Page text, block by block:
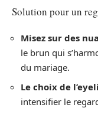
Solution pour un
Misez sur des
le brun qui
du mariage.
Le choix de
intensifier le